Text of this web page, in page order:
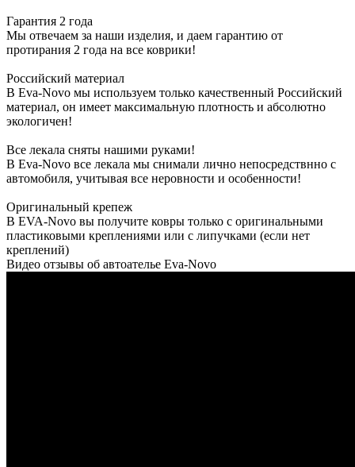
Гарантия 2 года
Мы отвечаем за наши изделия, и даем гарантию от
протирания 2 года на все коврики!
Российский материал
В Eva-Novo мы используем только качественный Российский
материал, он имеет максимальную плотность и абсолютно
экологичен!
Все лекала сняты нашими руками!
В Eva-Novo все лекала мы снимали лично непосредствнно с
автомобиля, учитывая все неровности и особенности!
Оригинальный крепеж
В EVA-Novo вы получите ковры только с оригинальными
пластиковыми креплениями или с липучками (если нет
креплений)
Видео отзывы об автоателье Eva-Novo